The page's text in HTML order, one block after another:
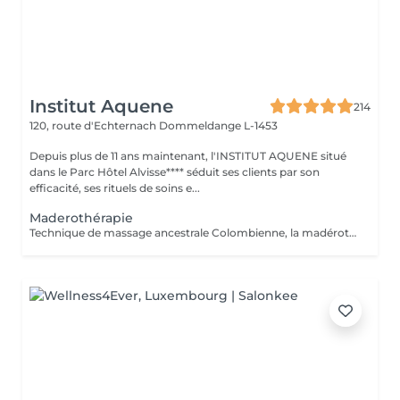
Institut Aquene
214
120, route d'Echternach Dommeldange L-1453
Depuis plus de 11 ans maintenant, l'INSTITUT AQUENE situé
dans le Parc Hôtel Alvisse**** séduit ses clients par son
efficacité, ses rituels de soins e...
Maderothérapie
Technique de massage ancestrale Colombienne, la madérothérapie offre une multitude de bénéfices sur le corps ! - L'amélioration de la circulation sanguine et de la circulation lymphatique - Une peau resserrée, des muscles plus toniques - L'élimination de l'apparence de la cellulite, même profonde... Qu'il s'agisse de la peau du corps ou du visage, les instruments et rouleaux en bois de maderothérapie agissent sur toutes les zones du corps permettant une relaxation profonde et une tonification du corps dans son ensemble. Pour un bon résultat il est conseiller de faire entre 3 à 5 séances de drainage lymphatique Brésilien afin de détoxifier le corps et 10 séances de maderothérapie réparties sur 5 semaines (soit 2 séances par semaine). Et une séance par mois de chaque en entretient. Effet WOUAH garantie